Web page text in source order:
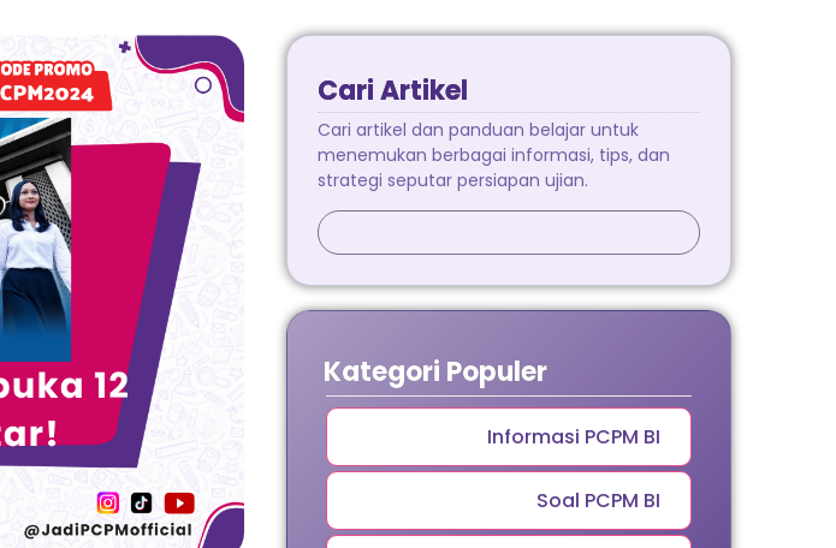
Cari Artikel
Cari artikel dan panduan belajar untuk
menemukan berbagai informasi, tips, dan
strategi seputar persiapan ujian.
Kategori Populer
Informasi PCPM BI
Soal PCPM BI